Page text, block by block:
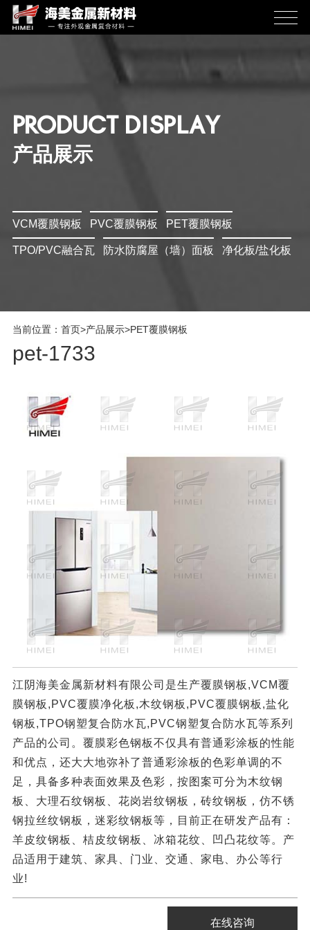
PRODUCT DISPLAY
产品展示
VCM覆膜钢板 PVC覆膜钢板 PET覆膜钢板
TPO/PVC融合瓦 防水防腐屋（墙）面板 净化板/盐化板
当前位置： 首页 >产品展示>PET覆膜钢板
pet-1733
江阴海美金属新材料有限公司是生产覆膜钢板,VCM覆
膜钢板,PVC覆膜净化板,木纹钢板,PVC覆膜钢板,盐化
钢板,TPO钢塑复合防水瓦,PVC钢塑复合防水瓦等系列
产品的公司。覆膜彩色钢板不仅具有普通彩涂板的性能
和优点，还大大地弥补了普通彩涂板的色彩单调的不
足，具备多种表面效果及色彩，按图案可分为木纹钢
板、大理石纹钢板、花岗岩纹钢板，砖纹钢板，仿不锈
钢拉丝纹钢板，迷彩纹钢板等，目前正在研发产品有：
羊皮纹钢板、桔皮纹钢板、冰箱花纹、凹凸花纹等。产
品适用于建筑、家具、门业、交通、家电、办公等行
业!
在线咨询